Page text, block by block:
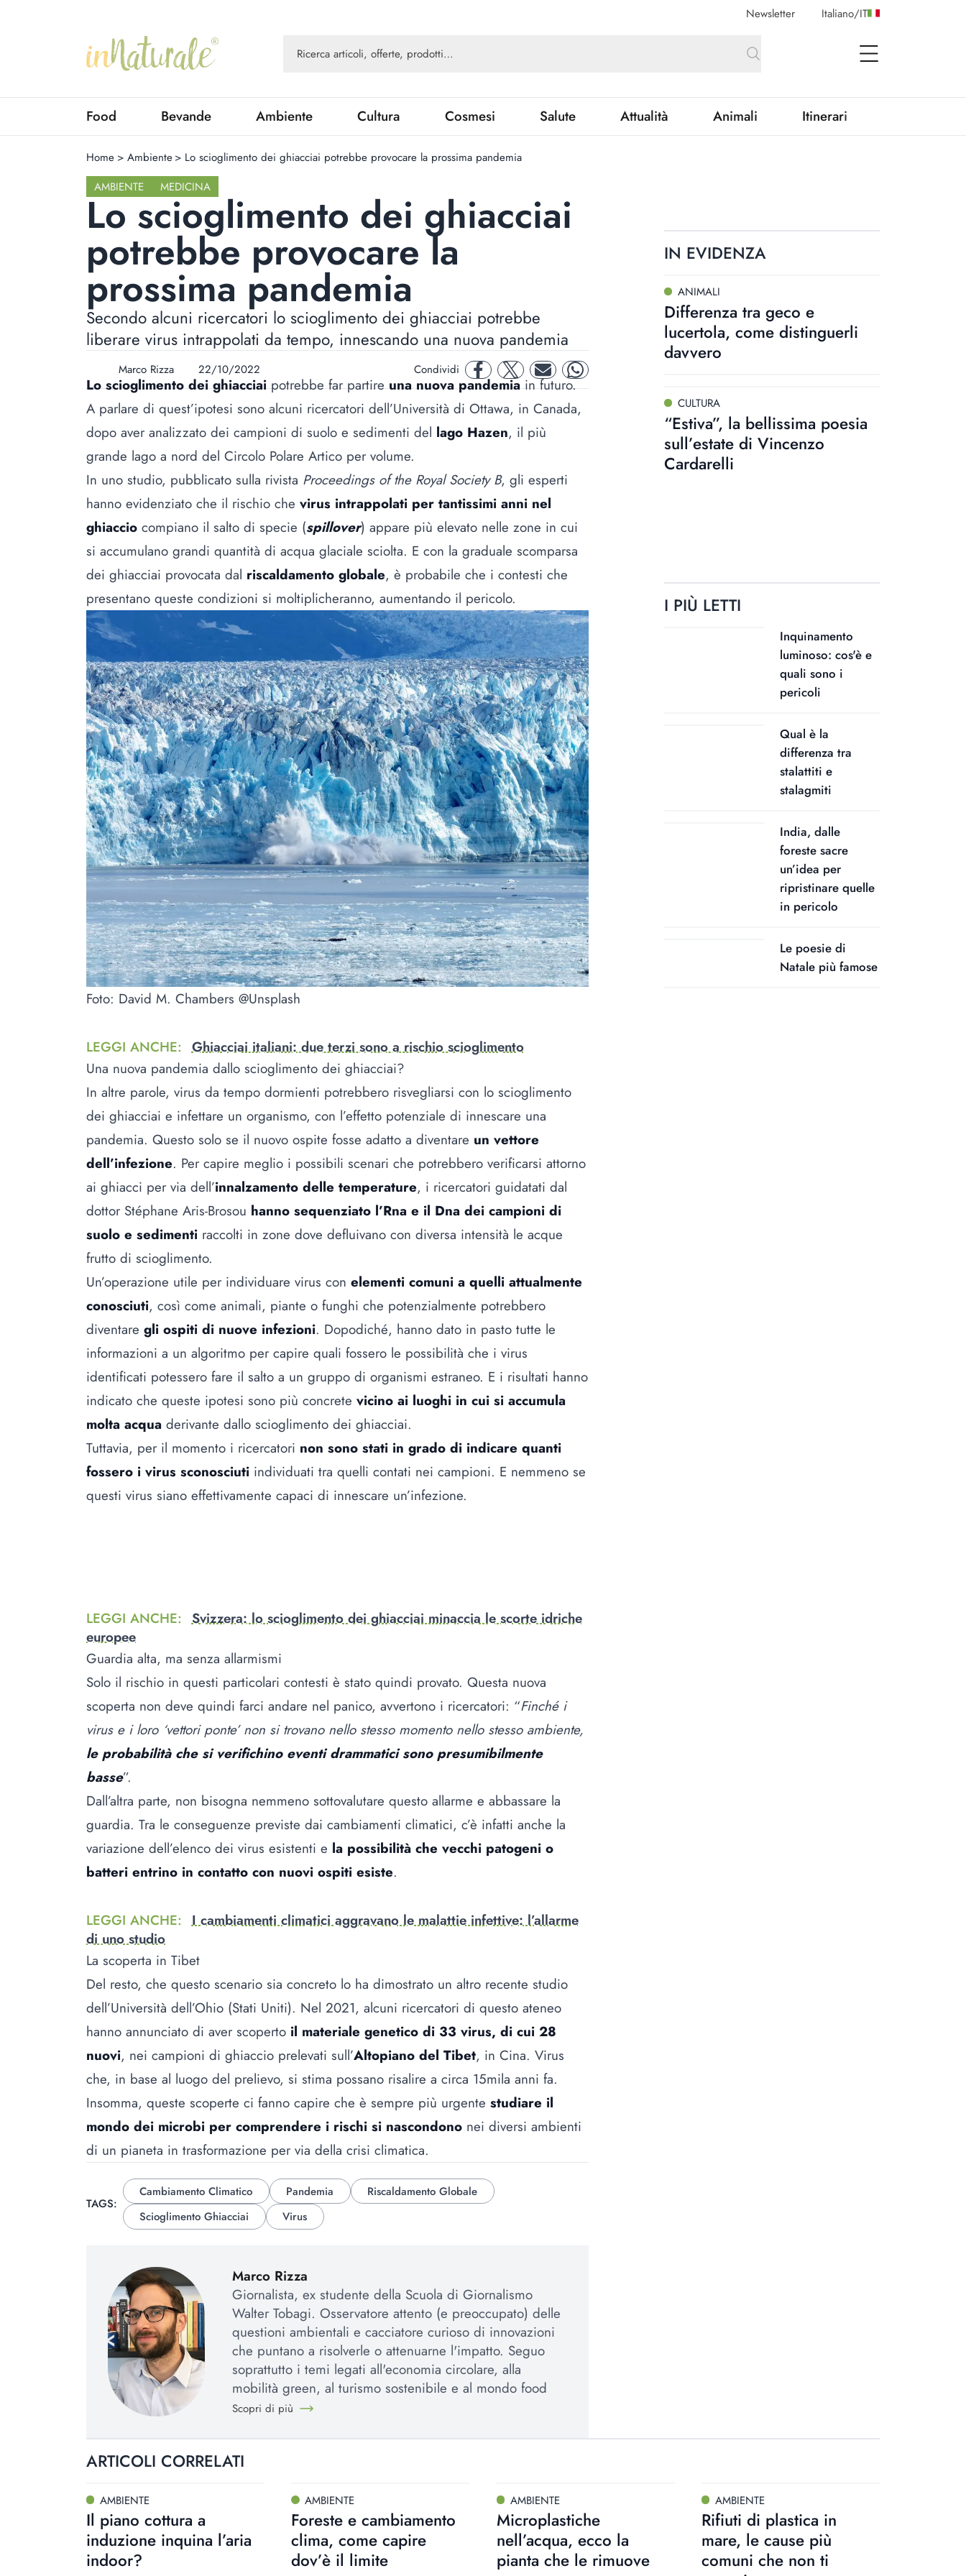
Newsletter Italiano/IT
open Menu
Food Bevande Ambiente Cultura Cosmesi Salute Attualità Animali Itinerari
Home > Ambiente > Lo scioglimento dei ghiacciai potrebbe provocare la prossima pandemia
AMBIENTE
MEDICINA
Lo scioglimento dei ghiacciai
potrebbe provocare la
prossima pandemia
Secondo alcuni ricercatori lo scioglimento dei ghiacciai potrebbe
liberare virus intrappolati da tempo, innescando una nuova pandemia
Marco Rizza 22/10/2022 Condividi facebooktwitter mail whatsapp
Lo scioglimento dei ghiacciaipotrebbe far partireuna nuova pandemiain futuro.
A parlare di quest’ipotesi sono alcuni ricercatori dell’Università di Ottawa, in Canada,
dopo aver analizzato dei campioni di suolo e sedimenti del lago Hazen, il più
grande lago a nord del Circolo Polare Artico per volume.
In uno studio, pubblicato sulla rivista Proceedings of the Royal Society B, gli esperti
hanno evidenziato che il rischio che virus intrappolati per tantissimi anni nel
ghiaccio compiano il salto di specie (spillover) appare più elevato nelle zone in cui
si accumulano grandi quantità di acqua glaciale sciolta. E con la graduale scomparsa
dei ghiacciai provocata dal riscaldamento globale, è probabile che i contesti che
presentano queste condizioni si moltiplicheranno, aumentando il pericolo.
Foto: David M. Chambers @Unsplash
LEGGI ANCHE: Ghiacciai italiani: due terzi sono a rischio scioglimento
Una nuova pandemia dallo scioglimento dei ghiacciai?
In altre parole, virus da tempo dormienti potrebbero risvegliarsi con lo scioglimento
dei ghiacciai e infettare un organismo, con l’effetto potenziale di innescare una
pandemia. Questo solo se il nuovo ospite fosse adatto a diventare un vettore
dell’infezione. Per capire meglio i possibili scenari che potrebbero verificarsi attorno
ai ghiacci per via dell’innalzamento delle temperature, i ricercatori guidatati dal
dottor Stéphane Aris-Brosou hanno sequenziato l’Rna e il Dna dei campioni di
suolo e sedimenti raccolti in zone dove defluivano con diversa intensità le acque
frutto di scioglimento.
Un’operazione utile per individuare virus con elementi comuni a quelli attualmente
conosciuti, così come animali, piante o funghi che potenzialmente potrebbero
diventare gli ospiti di nuove infezioni. Dopodiché, hanno dato in pasto tutte le
informazioni a un algoritmo per capire quali fossero le possibilità che i virus
identificati potessero fare il salto a un gruppo di organismi estraneo. E i risultati hanno
indicato che queste ipotesi sono più concrete vicino ai luoghi in cui si accumula
molta acqua derivante dallo scioglimento dei ghiacciai.
Tuttavia, per il momento i ricercatori non sono stati in grado di indicare quanti
fossero i virus sconosciuti individuati tra quelli contati nei campioni. E nemmeno se
questi virus siano effettivamente capaci di innescare un’infezione.
LEGGI ANCHE: Svizzera: lo scioglimento dei ghiacciai minaccia le scorte idriche
europee
Guardia alta, ma senza allarmismi
Solo il rischio in questi particolari contesti è stato quindi provato. Questa nuova
scoperta non deve quindi farci andare nel panico, avvertono i ricercatori: “Finché i
virus e i loro ‘vettori ponte’ non si trovano nello stesso momento nello stesso ambiente,
le probabilità che si verifichino eventi drammatici sono presumibilmente
basse”.
Dall’altra parte, non bisogna nemmeno sottovalutare questo allarme e abbassare la
guardia. Tra le conseguenze previste dai cambiamenti climatici, c’è infatti anche la
variazione dell’elenco dei virus esistenti e la possibilità che vecchi patogeni o
batteri entrino in contatto con nuovi ospiti esiste.
LEGGI ANCHE: I cambiamenti climatici aggravano le malattie infettive: l’allarme
di uno studio
La scoperta in Tibet
Del resto, che questo scenario sia concreto lo ha dimostrato un altro recente studio
dell’Università dell’Ohio (Stati Uniti). Nel 2021, alcuni ricercatori di questo ateneo
hanno annunciato di aver scoperto il materiale genetico di 33 virus, di cui 28
nuovi, nei campioni di ghiaccio prelevati sull’Altopiano del Tibet, in Cina. Virus
che, in base al luogo del prelievo, si stima possano risalire a circa 15mila anni fa.
Insomma, queste scoperte ci fanno capire che è sempre più urgente studiare il
mondo dei microbi per comprendere i rischi si nascondono nei diversi ambienti
di un pianeta in trasformazione per via della crisi climatica.
TAGS:
Cambiamento Climatico Pandemia
Riscaldamento Globale
Scioglimento Ghiacciai
Virus
Marco Rizza
Giornalista, ex studente della Scuola di Giornalismo
Walter Tobagi. Osservatore attento (e preoccupato) delle
questioni ambientali e cacciatore curioso di innovazioni
che puntano a risolverle o attenuarne l'impatto. Seguo
soprattutto i temi legati all'economia circolare, alla
mobilità green, al turismo sostenibile e al mondo food
Scopri di più
IN EVIDENZA
ANIMALI
Differenza tra geco e
lucertola, come distinguerli
davvero
CULTURA
“Estiva”, la bellissima poesia
sull’estate di Vincenzo
Cardarelli
I PIÙ LETTI
Inquinamento
luminoso: cos'è e
quali sono i
pericoli
Qual è la
differenza tra
stalattiti e
stalagmiti
India, dalle
foreste sacre
un’idea per
ripristinare quelle
in pericolo
Le poesie di
Natale più famose
ARTICOLI CORRELATI
AMBIENTE
Il piano cottura a
induzione inquina l’aria
indoor?
AMBIENTE
Foreste e cambiamento
clima, come capire
dov’è il limite
AMBIENTE
Microplastiche
nell’acqua, ecco la
pianta che le rimuove
AMBIENTE
Rifiuti di plastica in
mare, le cause più
comuni che non ti